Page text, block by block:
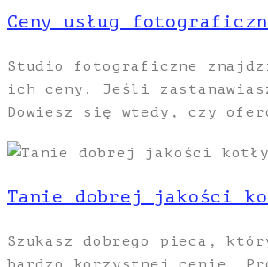
Ceny usług
Studio fotograficzne
ich ceny. Jeśli
Dowiesz się wtedy, czy
Tanie dobrej jakości
Szukasz dobrego pieca,